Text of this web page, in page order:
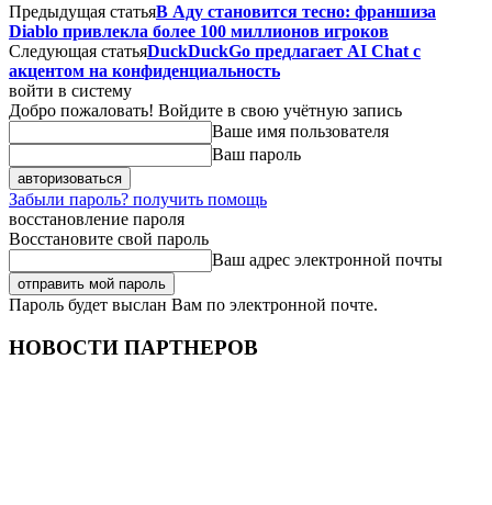
Предыдущая статьяВ Аду становится тесно: франшиза
Diablo привлекла более 100 миллионов игроков
Следующая статьяDuckDuckGo предлагает AI Chat с
акцентом на конфиденциальность
войти в систему
Добро пожаловать! Войдите в свою учётную запись
Ваше имя пользователя
Ваш пароль
Забыли пароль? получить помощь
восстановление пароля
Восстановите свой пароль
Ваш адрес электронной почты
Пароль будет выслан Вам по электронной почте.
НОВОСТИ ПАРТНЕРОВ